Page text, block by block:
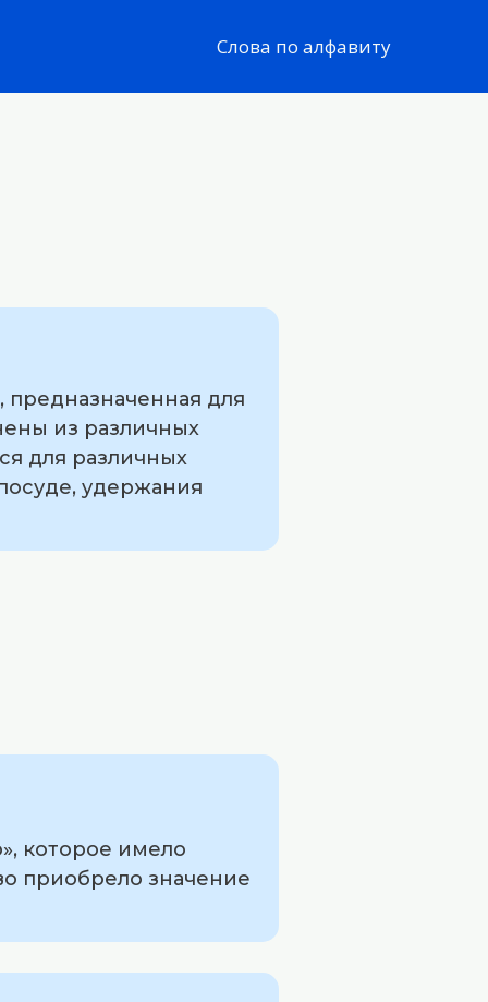
Слова по алфавиту
для
из различных
для различных
удержания
которое имело
приобрело значение